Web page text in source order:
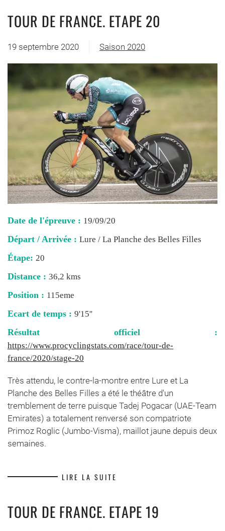
TOUR DE FRANCE. ETAPE 20
19 septembre 2020 Saison 2020
Date de l'épreuve : 19/09/20
Départ / Arrivée : Lure / La Planche des Belles Filles
Étape: 20
Distance : 36,2 kms
Position : 115eme
Ecart de temps : 9'15''
Résultat officiel :
https://www.procyclingstats.com/race/tour-de-
france/2020/stage-20
Très attendu, le contre-la-montre entre Lure et La
Planche des Belles Filles a été le théâtre d'un
tremblement de terre puisque Tadej Pogacar (UAE-Team
Emirates) a totalement renversé son compatriote
Primoz Roglic (Jumbo-Visma), maillot jaune depuis deux
semaines.
LIRE LA SUITE
TOUR DE FRANCE. ETAPE 19